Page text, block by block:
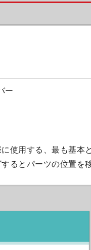
ー
使用する、最も基本
るとパーツの位置を